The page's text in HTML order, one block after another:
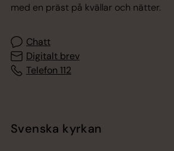
med en präst på kvällar och nätter.
Chatt
Digitalt brev
Telefon 112
Svenska kyrkan